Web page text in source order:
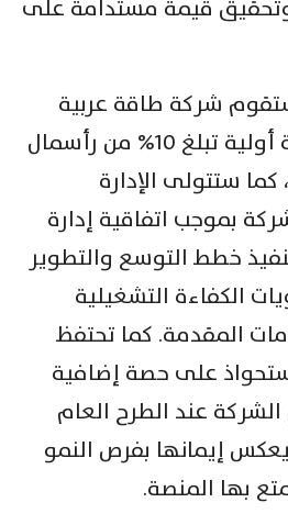
وتحقيق قيمة مستدامة على
شركة طاقة عربية
بالاستحواذ على حصة أولية تبلغ 10% من رأسمال
ستتولى الإدارة
بموجب اتفاقية إدارة
خطط التوسع والتطوير
الكفاءة التشغيلية
المقدمة. كما تحتفظ
على حصة إضافية
الشركة عند الطرح العام
يعكس إيمانها بفرص النمو
بها المنصة.